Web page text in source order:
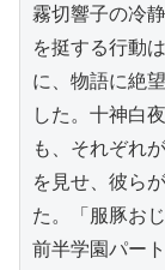
霧切響子の冷
を挺する行動
に、物語に絶
した。十神白
も、それぞれ
を見せ、彼ら
た。「服豚お
前半学園パー